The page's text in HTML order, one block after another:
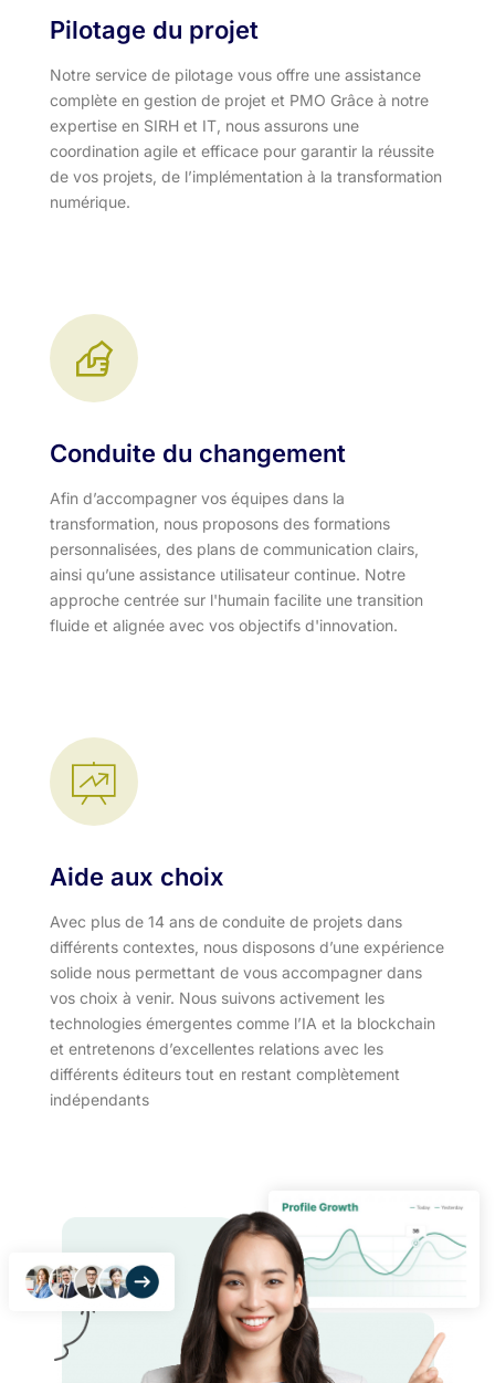
Pilotage du projet
Notre service de pilotage vous offre une assistance
complète en gestion de projet et PMO Grâce à notre
expertise en SIRH et IT, nous assurons une
coordination agile et efficace pour garantir la réussite
de vos projets, de l’implémentation à la transformation
numérique.
Conduite du changement
Afin d’accompagner vos équipes dans la
transformation, nous proposons des formations
personnalisées, des plans de communication clairs,
ainsi qu’une assistance utilisateur continue. Notre
approche centrée sur l'humain facilite une transition
fluide et alignée avec vos objectifs d'innovation.​
Aide aux choix
Avec plus de 14 ans de conduite de projets dans
différents contextes, nous disposons d’une expérience
solide nous permettant de vous accompagner dans
vos choix à venir. Nous suivons activement les
technologies émergentes comme l’IA et la blockchain
et entretenons d’excellentes relations avec les
différents éditeurs tout en restant complètement
indépendants